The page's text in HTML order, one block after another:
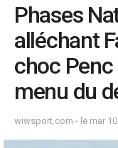
Phases
alléchant
choc Penc
menu du
wiwsport.com - le mar